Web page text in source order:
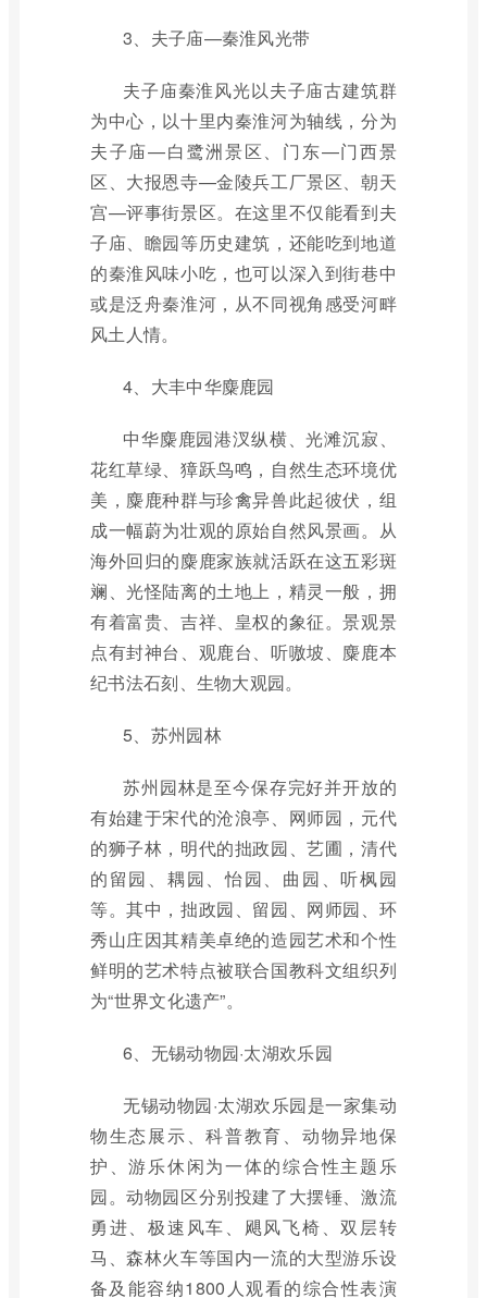
3、夫子庙—秦淮风光带
夫子庙秦淮风光以夫子庙古建筑群
为中心，以十里内秦淮河为轴线，分为
夫子庙—白鹭洲景区、门东—门西景
区、大报恩寺—金陵兵工厂景区、朝天
宫—评事街景区。在这里不仅能看到夫
子庙、瞻园等历史建筑，还能吃到地道
的秦淮风味小吃，也可以深入到街巷中
或是泛舟秦淮河，从不同视角感受河畔
风土人情。
4、大丰中华麋鹿园
中华麋鹿园港汊纵横、光滩沉寂、
花红草绿、獐跃鸟鸣，自然生态环境优
美，麋鹿种群与珍禽异兽此起彼伏，组
成一幅蔚为壮观的原始自然风景画。从
海外回归的麋鹿家族就活跃在这五彩斑
斓、光怪陆离的土地上，精灵一般，拥
有着富贵、吉祥、皇权的象征。景观景
点有封神台、观鹿台、听嗷坡、麋鹿本
纪书法石刻、生物大观园。
5、苏州园林
苏州园林是至今保存完好并开放的
有始建于宋代的沧浪亭、网师园，元代
的狮子林，明代的拙政园、艺圃，清代
的留园、耦园、怡园、曲园、听枫园
等。其中，拙政园、留园、网师园、环
秀山庄因其精美卓绝的造园艺术和个性
鲜明的艺术特点被联合国教科文组织列
为“世界文化遗产”。
6、无锡动物园·太湖欢乐园
无锡动物园·太湖欢乐园是一家集动
物生态展示、科普教育、动物异地保
护、游乐休闲为一体的综合性主题乐
园。动物园区分别投建了大摆锤、激流
勇进、极速风车、飓风飞椅、双层转
马、森林火车等国内一流的大型游乐设
备及能容纳1800人观看的综合性表演